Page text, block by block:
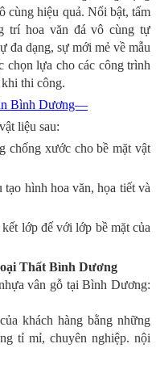
cùng hiệu quả. Nổi bật, tấm
trí hoa văn đá vô cùng tự
đa dạng, sự mới mẻ về mẫu
chọn lựa cho các công trình
khi thi công.
Bình Dương—
liệu sau:
chống xước cho bề mặt vật
hình hoa văn, họa tiết và
lớp đế với lớp bề mặt của
Thất Bình Dương
vân gỗ tại Bình Dương:
khách hàng bằng những
tỉ mỉ, chuyên nghiệp. nội